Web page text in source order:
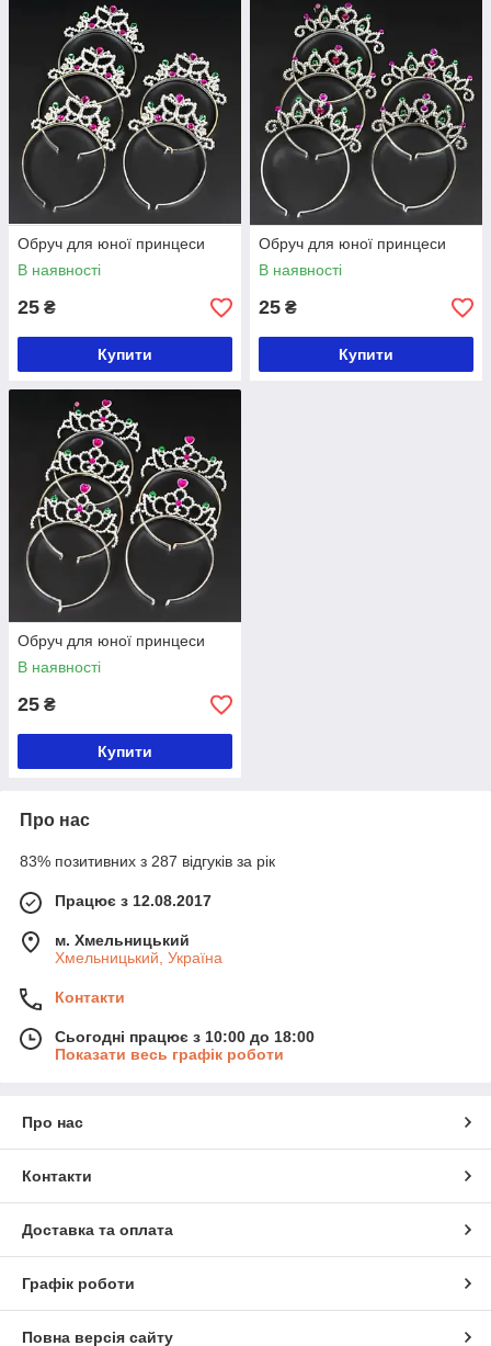
Обруч для юної принцеси
В наявності
25 ₴
Купити
Обруч для юної принцеси
В наявності
25 ₴
Купити
Обруч для юної принцеси
В наявності
25 ₴
Купити
Про нас
83% позитивних з 287 відгуків за рік
Працює з 12.08.2017
м. Хмельницький
Хмельницький, Україна
Контакти
Сьогодні працює з 10:00 до 18:00
Показати весь графік роботи
Про нас
Контакти
Доставка та оплата
Графік роботи
Повна версія сайту